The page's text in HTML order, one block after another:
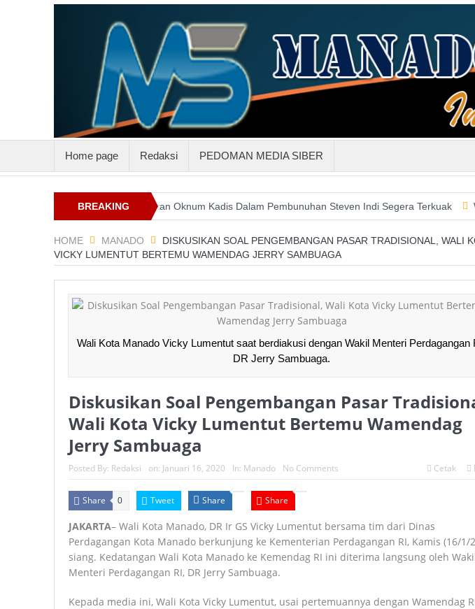
Home page Redaksi PEDOMAN MEDIA SIBER
BREAKING
NEWS
Keterlibatan Oknum Kadis Dalam Pembunuhan Steven Indi Segera Terkuak Wali Kota
HOME MANADO
DISKUSIKAN SOAL PENGEMBANGAN PASAR TRADISIONAL, WALI
VICKY LUMENTUT BERTEMU WAMENDAG JERRY SAMBUAGA
Wali Kota Manado Vicky Lumentut saat berdiakusi dengan Wakil Menteri Perdagangan
DR Jerry Sambuaga.
Diskusikan Soal Pengembangan Pasar
Wali Kota Vicky Lumentut Bertemu Wamendag
Jerry Sambuaga
Posted By: Redaksi on: Januari 16, 2020 In: Manado No Comments Cetak
Share 0 Tweet Share Share
JAKARTA– Wali Kota Manado, DR Ir GS Vicky Lumentut bersama tim dari Dinas
Perdagangan Kota Manado berkunjung ke Kementerian Perdagangan RI, Kamis (16/1/
siang. Kedatangan Wali Kota Manado ke Kemendag RI ini diterima langsung oleh
Menteri Perdagangan RI, DR Jerry Sambuaga.
Kepada media ini, Wali Kota Vicky Lumentut, usai pertemuannya dengan Wamendag